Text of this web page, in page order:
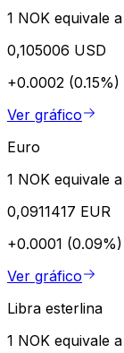
1 NOK equivale a
0,105006 USD
+0.0002 (0.15%)
Ver gráfico
Euro
1 NOK equivale a
0,0911417 EUR
+0.0001 (0.09%)
Ver gráfico
Libra esterlina
1 NOK equivale a